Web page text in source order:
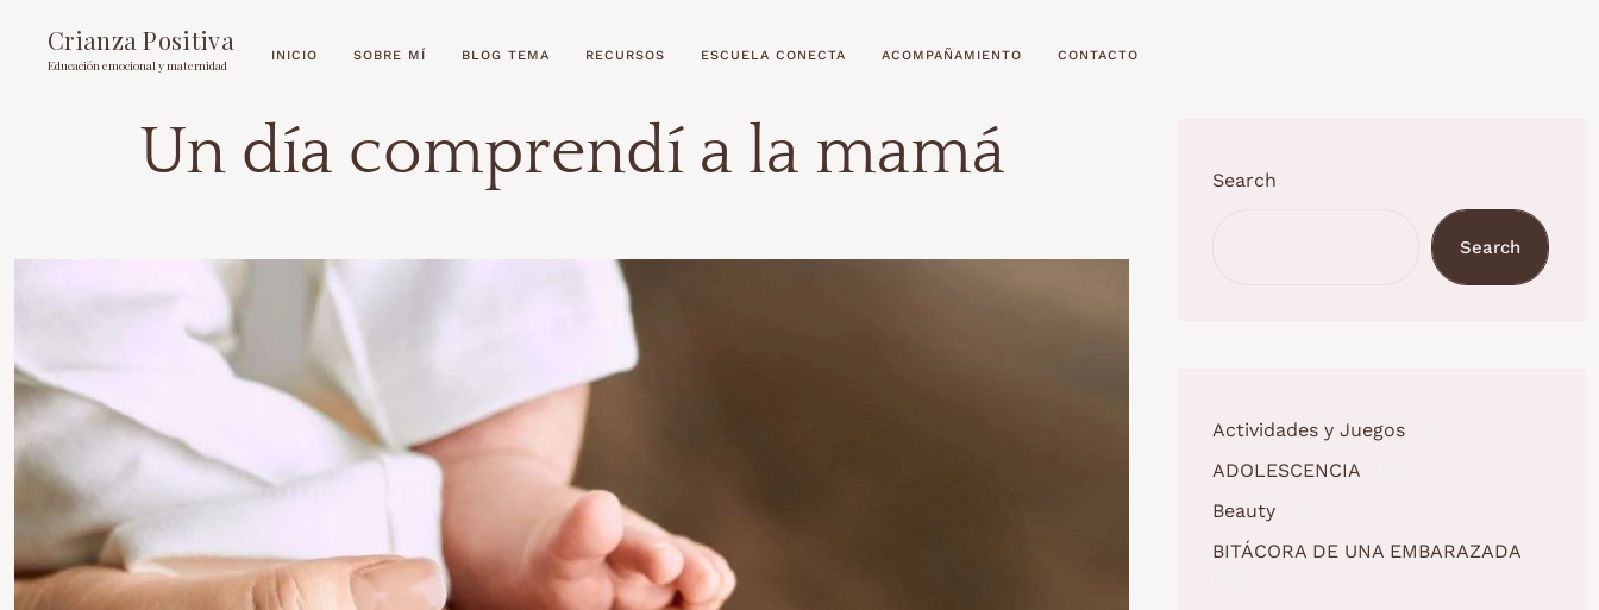
Crianza Positiva
Educación emocional y maternidad
INICIO SOBRE MÍ BLOG TEMA RECURSOS ESCUELA CONECTA ACOMPAÑAMIENTO CONTACTO
Un día comprendí a la mamá Search
Search
Actividades y Juegos
ADOLESCENCIA
Beauty
BITÁCORA DE UNA EMBARAZADA